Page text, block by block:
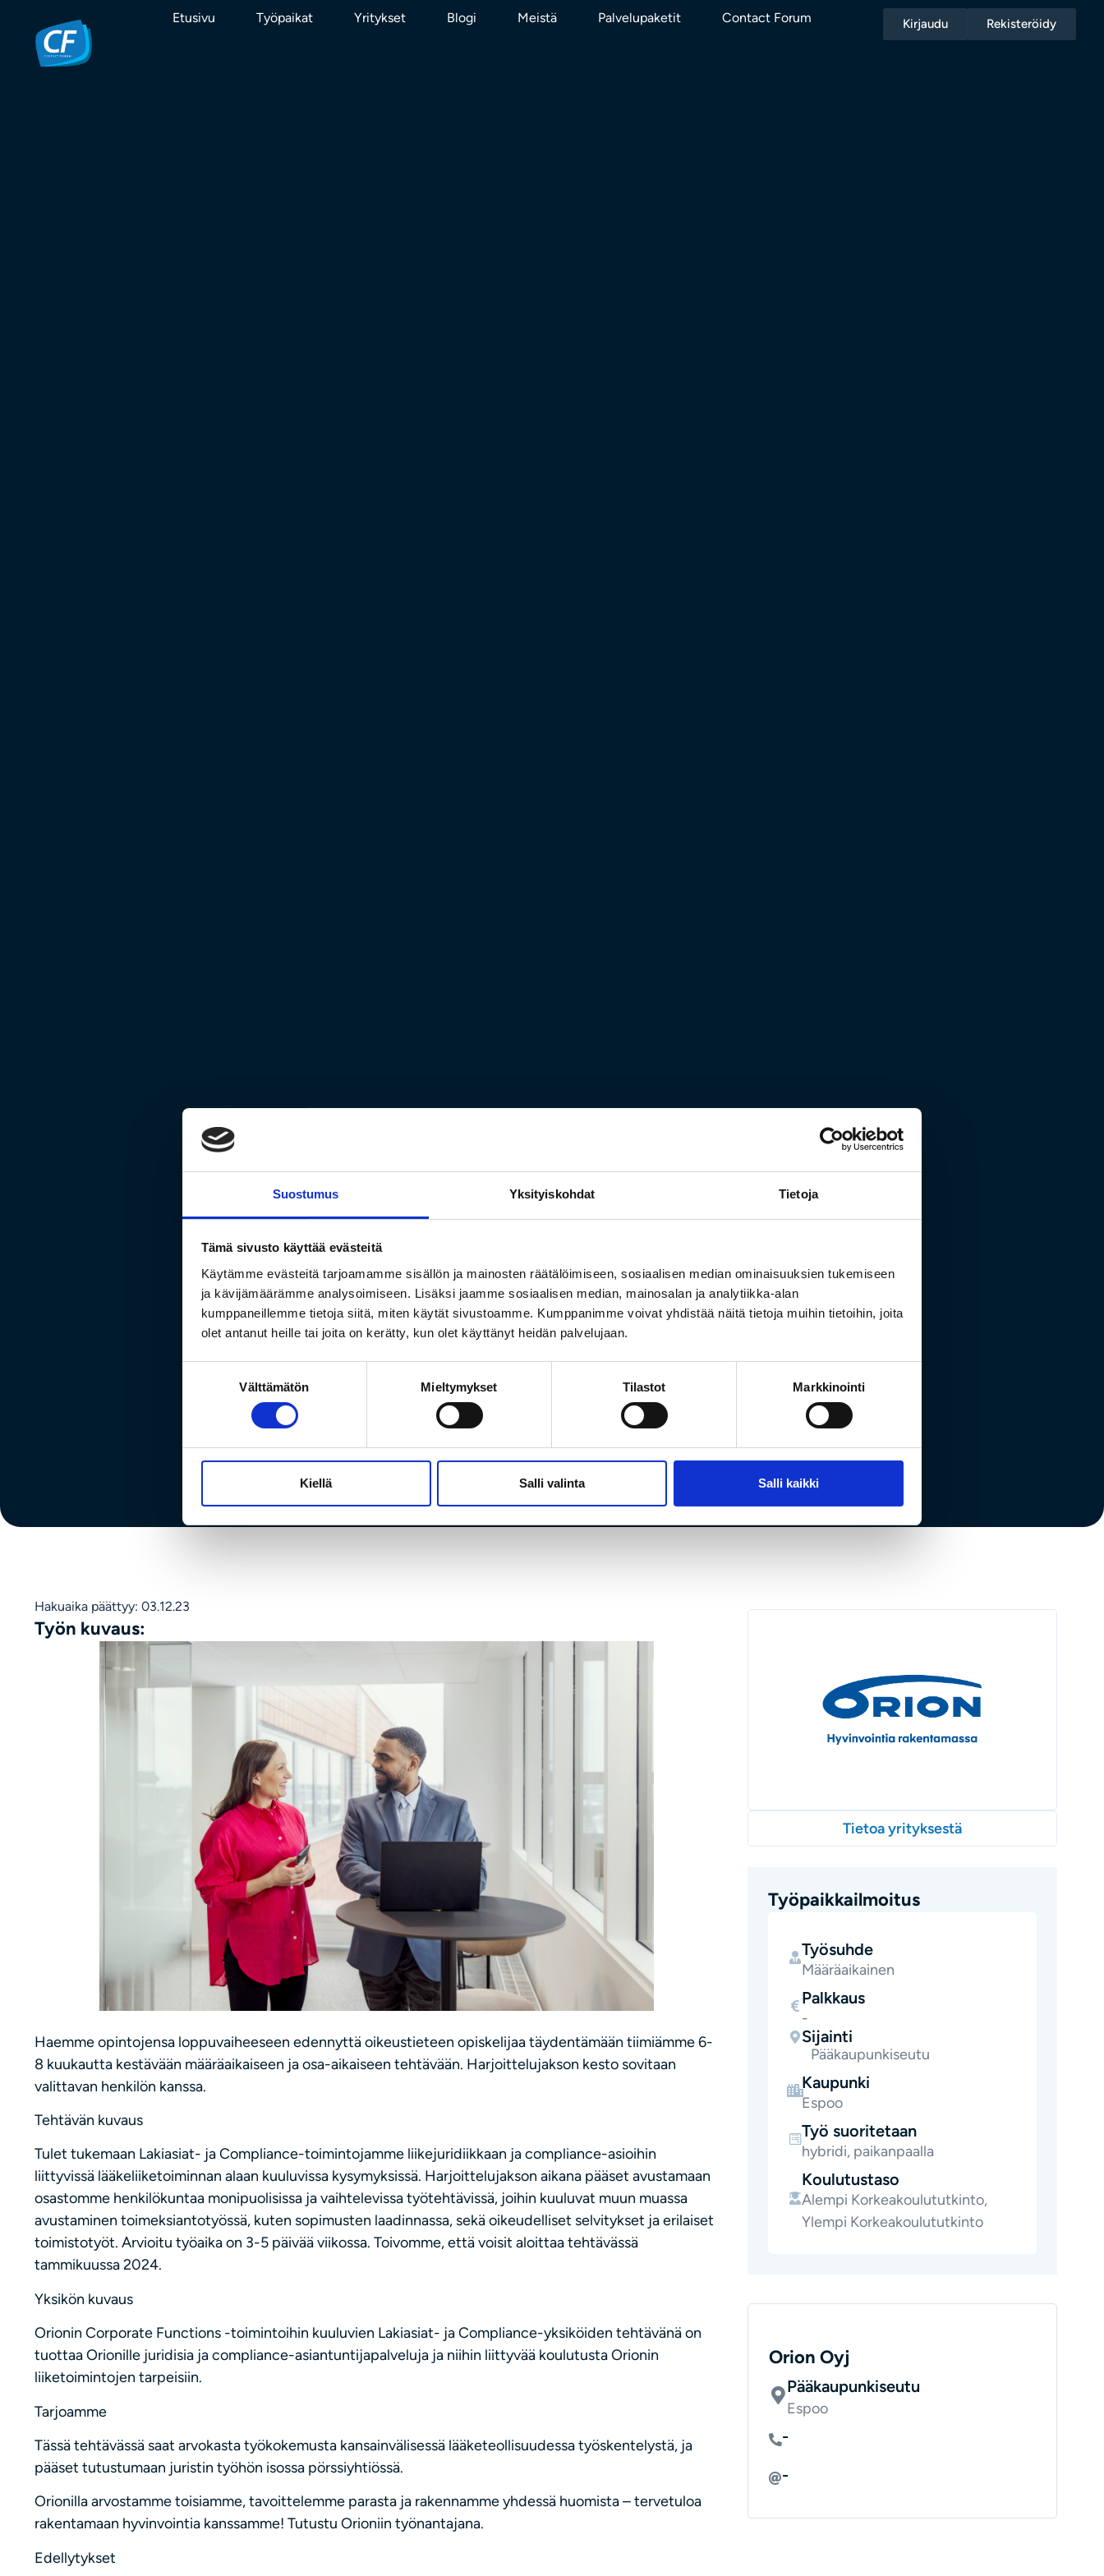
Suostumus Yksityiskohdat Tietoja
Tämä sivusto käyttää evästeitä
Käytämme evästeitä tarjoamamme sisällön ja mainosten räätälöimiseen, sosiaalisen median ominaisuuksien tukemiseen
ja kävijämäärämme analysoimiseen. Lisäksi jaamme sosiaalisen median, mainosalan ja analytiikka-alan
kumppaneillemme tietoja siitä, miten käytät sivustoamme. Kumppanimme voivat yhdistää näitä tietoja muihin tietoihin, joita
olet antanut heille tai joita on kerätty, kun olet käyttänyt heidän palvelujaan.
Välttämätön Mieltymykset Tilastot Markkinointi
Kiellä Salli valinta Salli kaikki
Etusivu Työpaikat Yritykset Blogi Meistä Palvelupaketit Contact Forum Kirjaudu Rekisteröidy
Legal trainee
Haemme oikeustieteen opiskelijaa harjoitteluun.
Hakuaika päättynyt: 03.12.23
Hakuaika päättyy: 03.12.23
Työn kuvaus:
Haemme opintojensa loppuvaiheeseen edennyttä oikeustieteen opiskelijaa täydentämään tiimiämme 6-
8 kuukautta kestävään määräaikaiseen ja osa-aikaiseen tehtävään. Harjoittelujakson kesto sovitaan
valittavan henkilön kanssa.
Tehtävän kuvaus
Tulet tukemaan Lakiasiat- ja Compliance-toimintojamme liikejuridiikkaan ja compliance-asioihin
liittyvissä lääkeliiketoiminnan alaan kuuluvissa kysymyksissä. Harjoittelujakson aikana pääset avustamaan
osastomme henkilökuntaa monipuolisissa ja vaihtelevissa työtehtävissä, joihin kuuluvat muun muassa
avustaminen toimeksiantotyössä, kuten sopimusten laadinnassa, sekä oikeudelliset selvitykset ja erilaiset
toimistotyöt. Arvioitu työaika on 3-5 päivää viikossa. Toivomme, että voisit aloittaa tehtävässä
tammikuussa 2024.
Yksikön kuvaus
Orionin Corporate Functions -toimintoihin kuuluvien Lakiasiat- ja Compliance-yksiköiden tehtävänä on
tuottaa Orionille juridisia ja compliance-asiantuntijapalveluja ja niihin liittyvää koulutusta Orionin
liiketoimintojen tarpeisiin.
Tarjoamme
Tässä tehtävässä saat arvokasta työkokemusta kansainvälisessä lääketeollisuudessa työskentelystä, ja
pääset tutustumaan juristin työhön isossa pörssiyhtiössä.
Orionilla arvostamme toisiamme, tavoittelemme parasta ja rakennamme yhdessä huomista – tervetuloa
rakentamaan hyvinvointia kanssamme! Tutustu Orioniin työnantajana.
Edellytykset
Tietoa yrityksestä
Työpaikkailmoitus
Työsuhde
Määräaikainen
Palkkaus
-
Sijainti
Pääkaupunkiseutu
Kaupunki
Espoo
Työ suoritetaan
hybridi, paikanpaalla
Koulutustaso
Alempi Korkeakoulututkinto,
Ylempi Korkeakoulututkinto
Orion Oyj
Pääkaupunkiseutu
Espoo
-
-